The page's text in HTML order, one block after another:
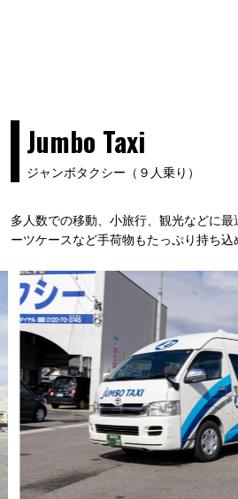
Jumbo Taxi
ジャンボタクシー（９人乗り）
多人数での移動、小旅行、観光などに
ーツケースなど手荷物もたっぷり持ち込